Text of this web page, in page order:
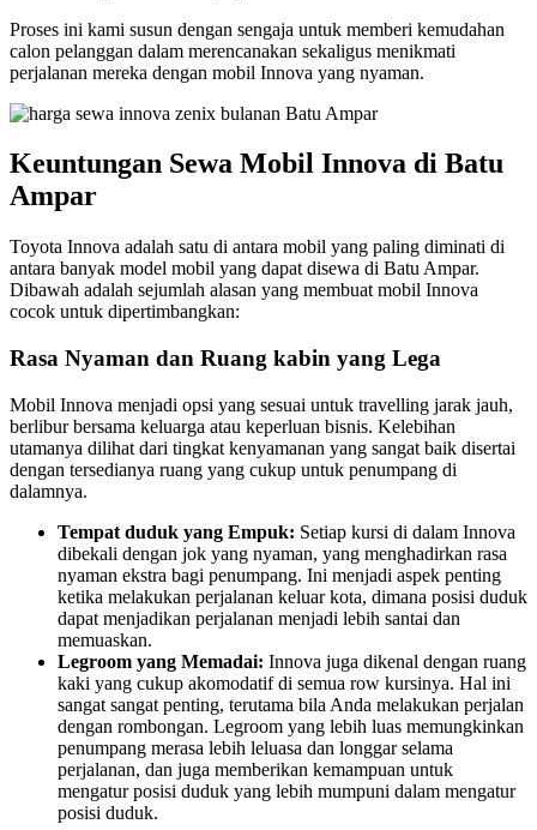
Proses ini kami susun dengan sengaja untuk memberi kemudahan
calon pelanggan dalam merencanakan sekaligus menikmati
perjalanan mereka dengan mobil Innova yang nyaman.
Keuntungan Sewa Mobil Innova di Batu
Ampar
Toyota Innova adalah satu di antara mobil yang paling diminati di
antara banyak model mobil yang dapat disewa di Batu Ampar.
Dibawah adalah sejumlah alasan yang membuat mobil Innova
cocok untuk dipertimbangkan:
Rasa Nyaman dan Ruang kabin yang Lega
Mobil Innova menjadi opsi yang sesuai untuk travelling jarak jauh,
berlibur bersama keluarga atau keperluan bisnis. Kelebihan
utamanya dilihat dari tingkat kenyamanan yang sangat baik disertai
dengan tersedianya ruang yang cukup untuk penumpang di
dalamnya.
Tempat duduk yang Empuk: Setiap kursi di dalam Innova
dibekali dengan jok yang nyaman, yang menghadirkan rasa
nyaman ekstra bagi penumpang. Ini menjadi aspek penting
ketika melakukan perjalanan keluar kota, dimana posisi duduk
dapat menjadikan perjalanan menjadi lebih santai dan
memuaskan.
Legroom yang Memadai: Innova juga dikenal dengan ruang
kaki yang cukup akomodatif di semua row kursinya. Hal ini
sangat sangat penting, terutama bila Anda melakukan perjalan
dengan rombongan. Legroom yang lebih luas memungkinkan
penumpang merasa lebih leluasa dan longgar selama
perjalanan, dan juga memberikan kemampuan untuk
mengatur posisi duduk yang lebih mumpuni dalam mengatur
posisi duduk.